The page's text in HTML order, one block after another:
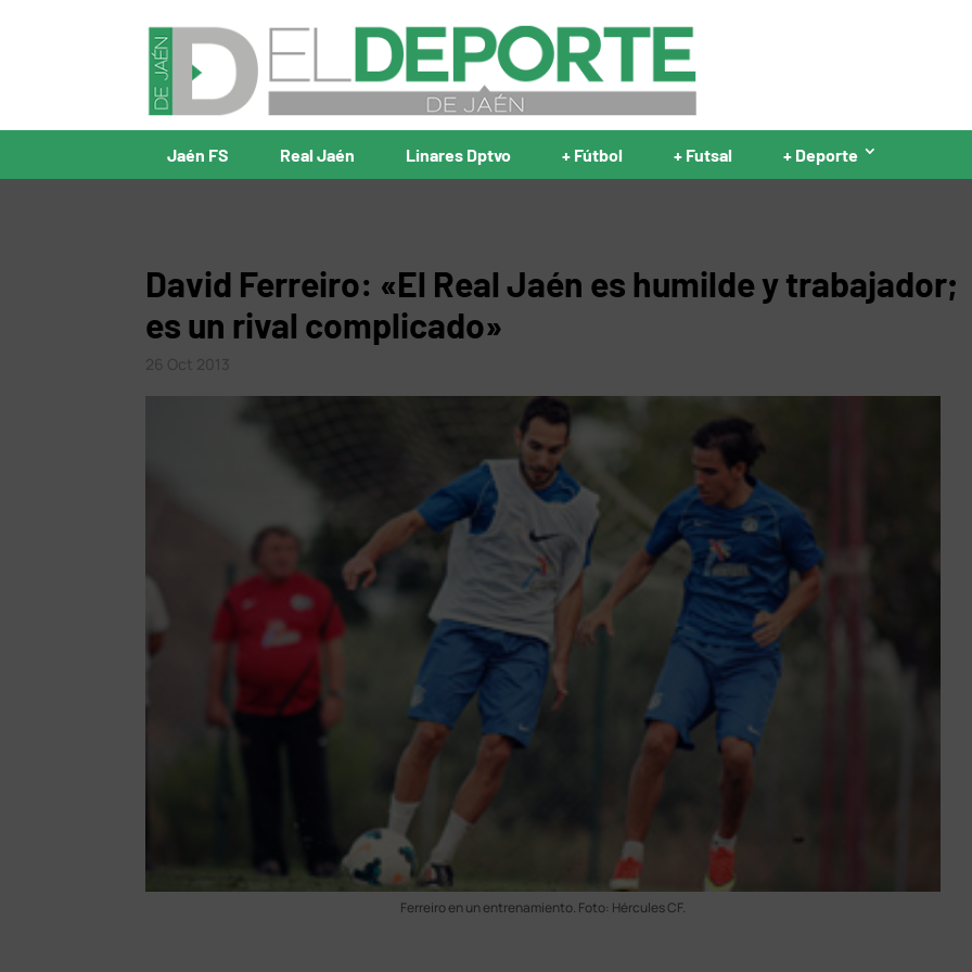
Jaén FS Real Jaén Linares Dptvo + Fútbol + Futsal + Deporte
David Ferreiro: «El Real Jaén es humilde y trabajador;
es un rival complicado»
Ferreiro en un entrenamiento. Foto: Hércules CF.